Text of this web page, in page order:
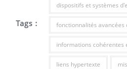
Tags :
dispositifs et systèmes
fonctionnalités avancées
informations cohérentes
liens hypertexte